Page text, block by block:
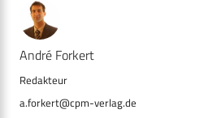
André Forkert
a.forkert@cpm-verlag.de